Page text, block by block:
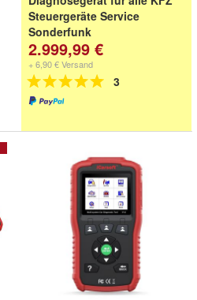
Steuergeräte Service
Sonderfunk
Original Launch Europe unser
System trägt eine eindeutige
Seriennummer
2.999,99 €
+ 6,90 € Versand
3